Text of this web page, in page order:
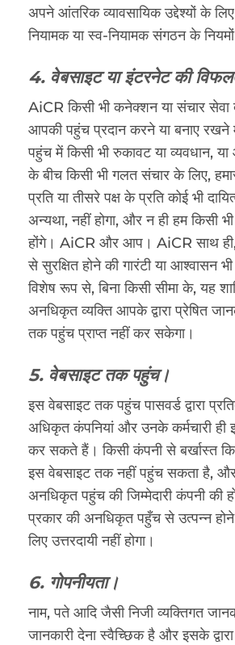
अपने आंतरिक व्यावसायिक उद्देश्यों के
नियामक या स्व-नियामक संगठन के
4. वेबसाइट या इंटरनेट की
AiCR किसी भी कनेक्शन या संचार सेवा
आपकी पहुंच प्रदान करने या बनाए रखने
पहुंच में किसी भी रुकावट या व्यवधान,
के बीच किसी भी गलत संचार के लिए,
प्रति या तीसरे पक्ष के प्रति कोई भी
अन्यथा, नहीं होगा, और न ही हम किसी
होंगे। AiCR और आप। AiCR साथ ही,
से सुरक्षित होने की गारंटी या आश्वासन
विशेष रूप से, बिना किसी सीमा के, यह
अनधिकृत व्यक्ति आपके द्वारा प्रेषित
तक पहुंच प्राप्त नहीं कर सकेगा।
5. वेबसाइट तक पहुंच।
इस वेबसाइट तक पहुंच पासवर्ड द्वारा
अधिकृत कंपनियां और उनके कर्मचारी ही
कर सकते हैं। किसी कंपनी से बर्खास्त
इस वेबसाइट तक नहीं पहुंच सकता है,
अनधिकृत पहुंच की जिम्मेदारी कंपनी की
प्रकार की अनधिकृत पहुँच से उत्पन्न होने
लिए उत्तरदायी नहीं होगा।
6. गोपनीयता।
नाम, पते आदि जैसी निजी व्यक्तिगत
जानकारी देना स्वैच्छिक है और इसके